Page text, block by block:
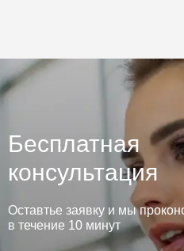
Бесплатная
консультация
Оставтье заявку и мы
в течение 10 минут